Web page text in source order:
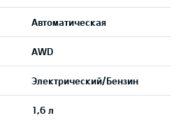
Автоматическая
AWD
Электрический/Бензин
1,6 л